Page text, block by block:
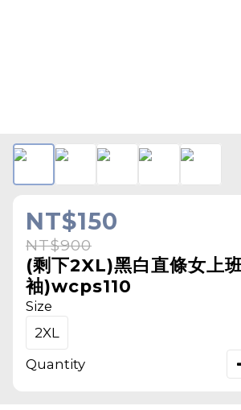
NT$150
NT$900
(剩下2XL)黑白直條女上
袖)wcps110
Size
2XL
Quantity